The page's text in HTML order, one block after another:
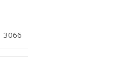
3066